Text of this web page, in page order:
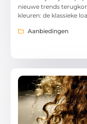
nieuwe trends
kleuren: de klassieke
Aanbiedingen